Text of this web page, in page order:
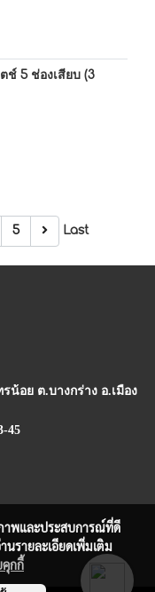
ช์ 5 ช่องเสียบ (3
5 Last
รน้อย ต.บางกร่าง อ.เมือง
45
าพและประสบการณ์ที่ดี
นรายละเอียดเพิ่มเติม
คุกกี้